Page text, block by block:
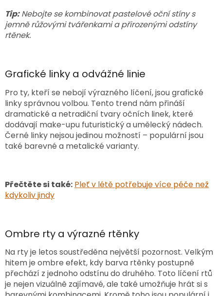
Tip:Nebojte se kombinovat pastelové oční stíny s
jemně růžovými tvářenkami a přirozenými odstíny
rtěnek.
Grafické linky a odvážné linie
Pro ty, kteří se nebojí výrazného líčení, jsou grafické
linky správnou volbou. Tento trend nám přináší
dramatické a netradiční tvary očních linek, které
dodávají make-upu futuristický a umělecký nádech.
Černé linky nejsou jedinou možností – populární jsou
také barevné a metalické varianty.
Přečtěte si také: Pleť v létě potřebuje více péče než
kdykoliv jindy
Ombre rty a výrazné rtěnky
Na rty je letos soustředěna největší pozornost. Velkým
hitem je ombre efekt, kdy barva rtěnky postupně
přechází z jednoho odstínu do druhého. Toto líčení rtů
je nejen vizuálně zajímavé, ale také umožňuje hrát si s